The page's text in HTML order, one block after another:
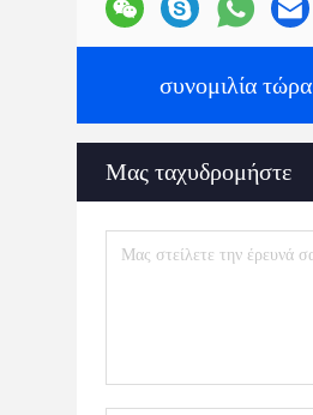
συνομιλία τώρα
Μας ταχυδρομήστε